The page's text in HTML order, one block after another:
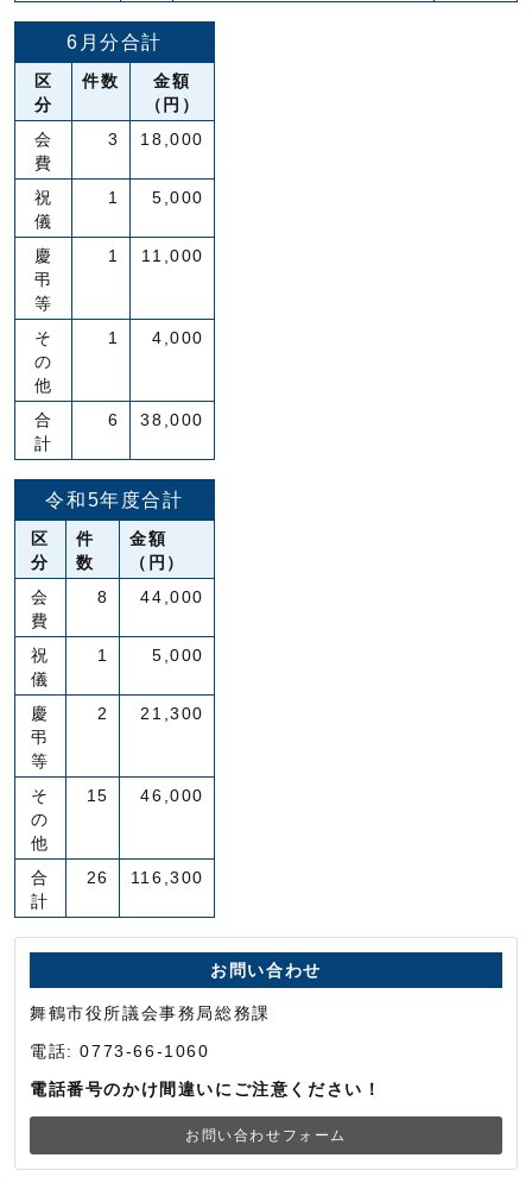
6月分合計
区
分
件数
金額
（円）
会
費
3 18,000
祝
儀
1 5,000
慶
弔
等
1 11,000
そ
の
他
1 4,000
合
計
6 38,000
令和5年度合計
区
分
件
数
金額
（円）
会
費
8 44,000
祝
儀
1 5,000
慶
弔
等
2 21,300
そ
の
他
15 46,000
合
計
26 116,300
お問い合わせ
舞鶴市役所議会事務局総務課
電話: 0773-66-1060
電話番号のかけ間違いにご注意ください！
お問い合わせフォーム